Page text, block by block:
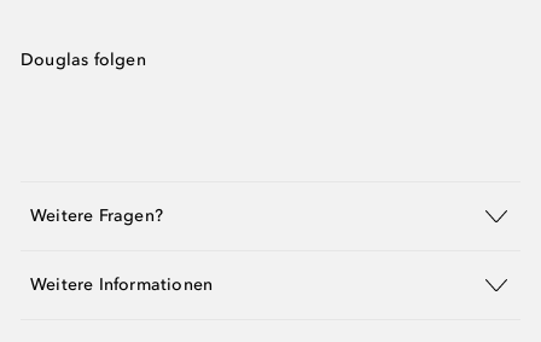
Douglas folgen
Weitere Fragen?
Weitere Informationen